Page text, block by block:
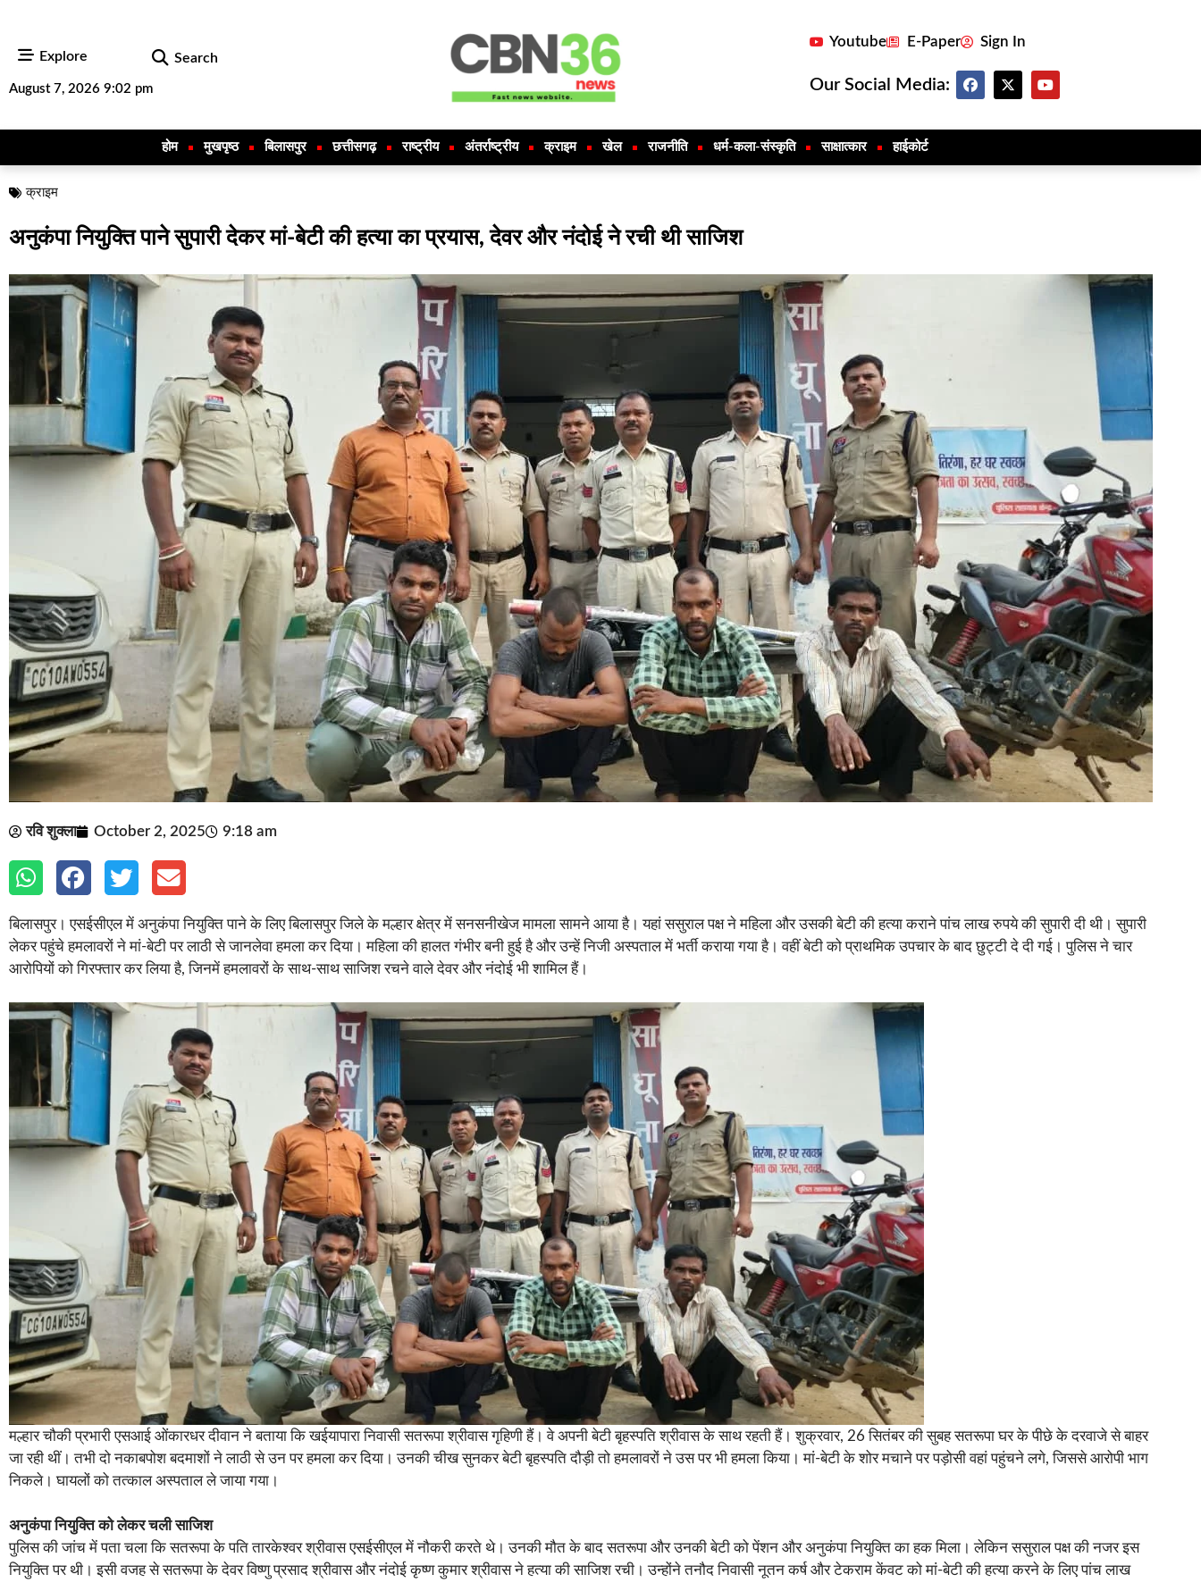
Explore Search
August 7, 2026 9:02 pm
Youtube E-Paper Sign In
Our Social Media:
होम मुखपृष्ठ बिलासपुर छत्तीसगढ़ राष्ट्रीय अंतर्राष्ट्रीय क्राइम खेल राजनीति धर्म-कला-संस्कृति साक्षात्कार हाईकोर्ट
क्राइम
अनुकंपा नियुक्ति पाने सुपारी देकर मां-बेटी की हत्या का प्रयास, देवर और नंदोई ने रची थी साजिश
रवि शुक्ला October 2, 2025 9:18 am
बिलासपुर। एसईसीएल में अनुकंपा नियुक्ति पाने के लिए बिलासपुर जिले के मल्हार क्षेत्र में सनसनीखेज मामला सामने आया है। यहां ससुराल पक्ष ने महिला और उसकी बेटी की हत्या कराने पांच लाख रुपये की सुपारी दी थी। सुपारी
लेकर पहुंचे हमलावरों ने मां-बेटी पर लाठी से जानलेवा हमला कर दिया। महिला की हालत गंभीर बनी हुई है और उन्हें निजी अस्पताल में भर्ती कराया गया है। वहीं बेटी को प्राथमिक उपचार के बाद छुट्टी दे दी गई। पुलिस ने चार
आरोपियों को गिरफ्तार कर लिया है, जिनमें हमलावरों के साथ-साथ साजिश रचने वाले देवर और नंदोई भी शामिल हैं।
मल्हार चौकी प्रभारी एसआई ओंकारधर दीवान ने बताया कि खईयापारा निवासी सतरूपा श्रीवास गृहिणी हैं। वे अपनी बेटी बृहस्पति श्रीवास के साथ रहती हैं। शुक्रवार, 26 सितंबर की सुबह सतरूपा घर के पीछे के दरवाजे से बाहर
जा रही थीं। तभी दो नकाबपोश बदमाशों ने लाठी से उन पर हमला कर दिया। उनकी चीख सुनकर बेटी बृहस्पति दौड़ी तो हमलावरों ने उस पर भी हमला किया। मां-बेटी के शोर मचाने पर पड़ोसी वहां पहुंचने लगे, जिससे आरोपी भाग
निकले। घायलों को तत्काल अस्पताल ले जाया गया।
अनुकंपा नियुक्ति को लेकर चली साजिश
पुलिस की जांच में पता चला कि सतरूपा के पति तारकेश्वर श्रीवास एसईसीएल में नौकरी करते थे। उनकी मौत के बाद सतरूपा और उनकी बेटी को पेंशन और अनुकंपा नियुक्ति का हक मिला। लेकिन ससुराल पक्ष की नजर इस
नियुक्ति पर थी। इसी वजह से सतरूपा के देवर विष्णु प्रसाद श्रीवास और नंदोई कृष्ण कुमार श्रीवास ने हत्या की साजिश रची। उन्होंने तनौद निवासी नूतन कर्ष और टेकराम केंवट को मां-बेटी की हत्या करने के लिए पांच लाख